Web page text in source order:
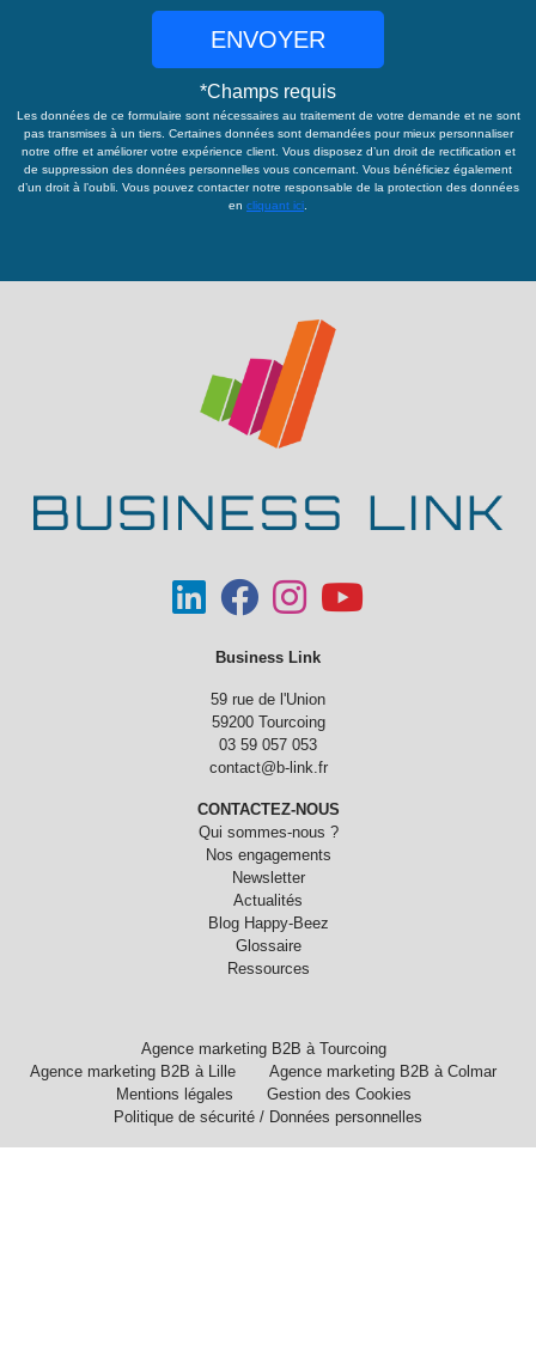
ENVOYER
*Champs requis
Les données de ce formulaire sont nécessaires au traitement de votre demande et ne sont
pas transmises à un tiers. Certaines données sont demandées pour mieux personnaliser
notre offre et améliorer votre expérience client. Vous disposez d’un droit de rectification et
de suppression des données personnelles vous concernant. Vous bénéficiez également
d’un droit à l’oubli. Vous pouvez contacter notre responsable de la protection des données
en cliquant ici
Business Link
59 rue de l'Union
59200 Tourcoing
03 59 057 053
contact@b-link.fr
CONTACTEZ-NOUS
Qui sommes-nous ?
Nos engagements
Newsletter
Actualités
Blog Happy-Beez
Glossaire
Ressources
Agence marketing B2B à Tourcoing
Agence marketing B2B à Lille
Agence marketing B2B à Colmar
Mentions légales
Gestion des Cookies
Politique de sécurité / Données personnelles